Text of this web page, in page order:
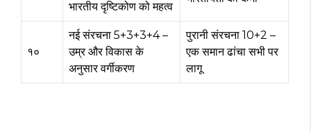
भारतीय दृष्टिकोण को महत्व
१०
नई संरचना 5+3+3+4 –
उम्र और विकास के
अनुसार वर्गीकरण
पुरानी संरचना 10+2 –
एक समान ढांचा सभी पर
लागू